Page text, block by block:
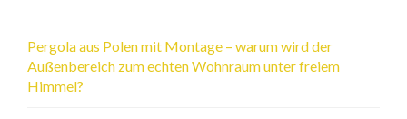
Pergola aus Polen mit Montage – warum wird der
Außenbereich zum echten Wohnraum unter freiem
Himmel?